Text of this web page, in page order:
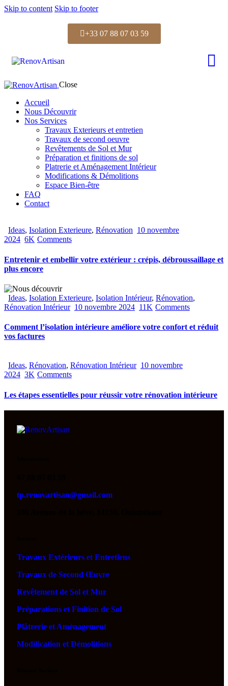
Skip to content Skip to footer
+33 07 88 07 03 59
Close
Accueil
Nous Découvrir
Nos Services
Travaux Exterieurs et entretien
Travaux de second oeuvre
Revêtements de Sol et Mur
Préparation et finitions de sol
Platrerie et Aménagement Intérieur
Modifications & Démolitions
Espace Bien-être
FAQ
Contact
Ideas, Isolation Exterieure, Rénovation 10 novembre
2024 6K Comments
Entretenir et embellir votre extérieur : crépis, débroussaillage et
plus encore
Ideas, Isolation Exterieure, Isolation Intérieur, Rénovation,
Rénovation Intérieur 10 novembre 2024 11K Comments
Comment l’isolation intérieure améliore votre confort et réduit
vos factures
Ideas, Rénovation, Rénovation Intérieur 10 novembre
2024 3K Comments
Les étapes essentielles pour réussir votre rénovation intérieure
tp.renovartisan@gmail.com
Travaux Extérieurs et Entretiens
Travaux de Second Œuvre
Revêtement de Sol et Mur
Préparations et Finition de Sol
Plâtrerie et Aménagement
Modification et Démolitions